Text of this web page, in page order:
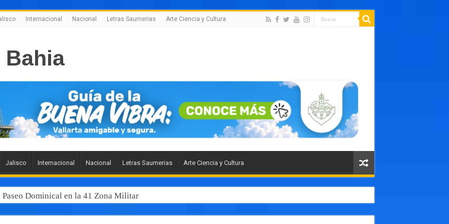
Internacional Nacional Letras Saumerias Arte Ciencia y Cultura
Jalisco Internacional Nacional Letras Saumerias Arte Ciencia y Cultura
Dominical en la 41 Zona Militar
junto al gobernador Pablo Lemus, la modernización del transporte público como un paso histórico para Puerto Vallarta